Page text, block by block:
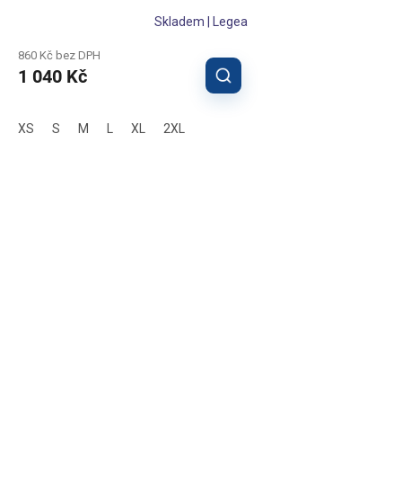
Skladem | Legea
860 Kč bez DPH
1 040 Kč
XS S M XL 2XL